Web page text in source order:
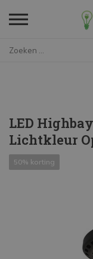
LED
Lichtkleur
50% korting